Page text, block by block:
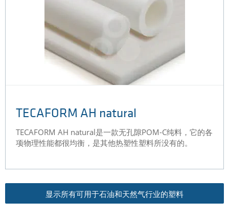
TECAFORM AH natural
TECAFORM AH natural是一款无孔隙POM-C纯料，它的各
项物理性能都很均衡，是其他热塑性塑料所没有的。
显示所有可用于石油和天然气行业的塑料